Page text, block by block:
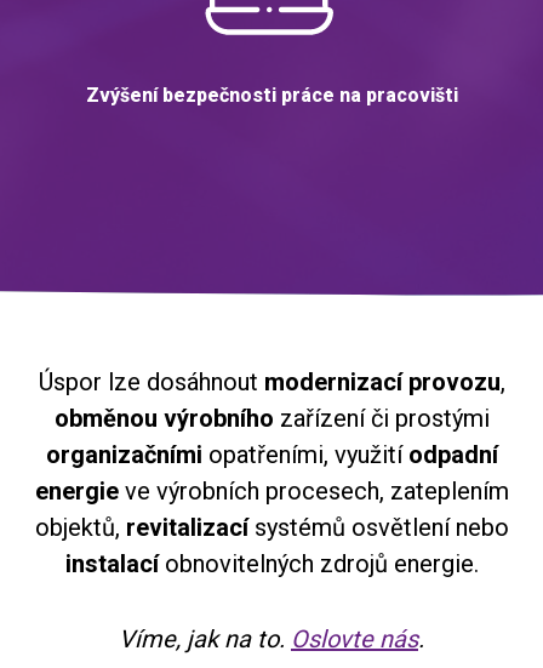
Zvýšení bezpečnosti práce na pracovišti
Úspor lze dosáhnout modernizací provozu,
obměnou výrobního zařízení či prostými
organizačními opatřeními, využití odpadní
energieve výrobních procesech, zateplením
objektů, revitalizacísystémů osvětlení nebo
instalacíobnovitelných zdrojů energie.
Víme, jak na to. Oslovte nás.